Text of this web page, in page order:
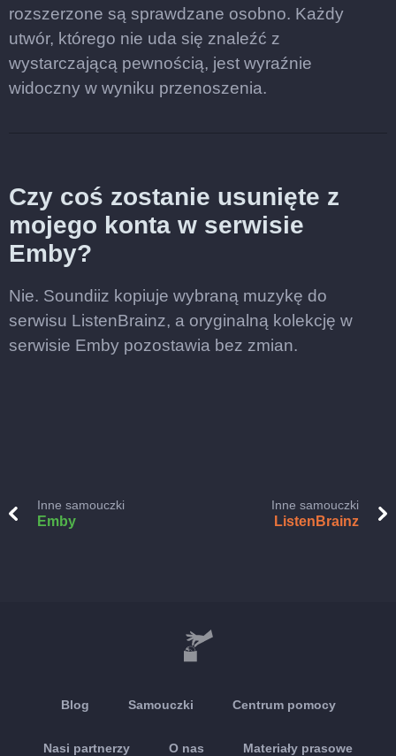
rozszerzone są sprawdzane osobno. Każdy
utwór, którego nie uda się znaleźć z
wystarczającą pewnością, jest wyraźnie
widoczny w wyniku przenoszenia.
Czy coś zostanie usunięte z
mojego konta w serwisie
Emby?
Nie. Soundiiz kopiuje wybraną muzykę do
serwisu ListenBrainz, a oryginalną kolekcję w
serwisie Emby pozostawia bez zmian.
Inne samouczki
Emby
Inne samouczki
ListenBrainz
Blog Samouczki Centrum pomocy
Nasi partnerzy O nas Materiały prasowe